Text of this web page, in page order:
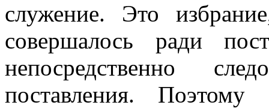
служение. Это
совершалось ради
непосредственно
поставления.